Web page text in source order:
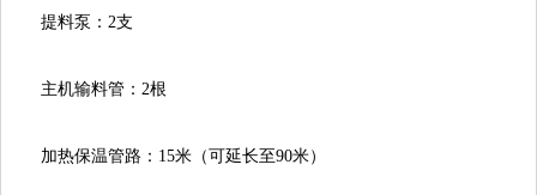
提料泵：2支
主机输料管：2根
加热保温管路：15米（可延长至90米）